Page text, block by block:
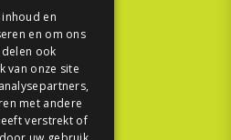
en
en om ons
ook
van onze site
met andere
verstrekt of